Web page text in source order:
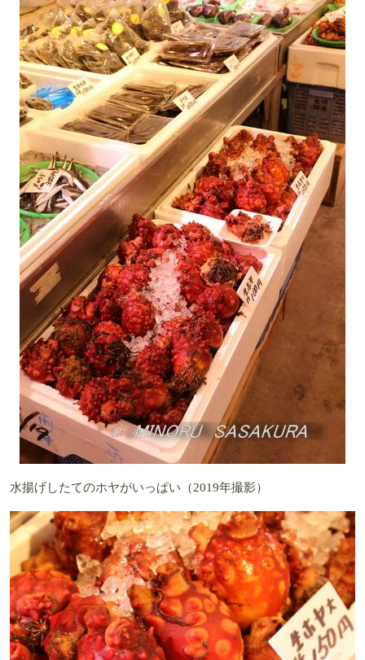
水揚げしたてのホヤがいっぱい（2019年撮影）